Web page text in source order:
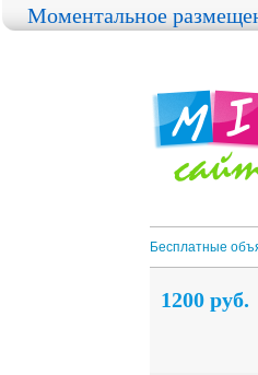
Бесплатные
1200 руб.
Моментальное